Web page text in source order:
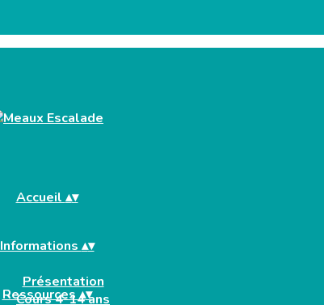
Accueil ▴▾
Informations ▴▾
Présentation
Cours 4-14 ans
Ressources▴▾